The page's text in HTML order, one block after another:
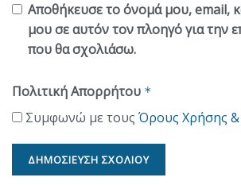
Αποθήκευσε το όνομά μου, email,
μου σε αυτόν τον πλοηγό για την
που θα σχολιάσω.
Πολιτική Απορρήτου *
Συμφωνώ με τους Όρους Χρήσης